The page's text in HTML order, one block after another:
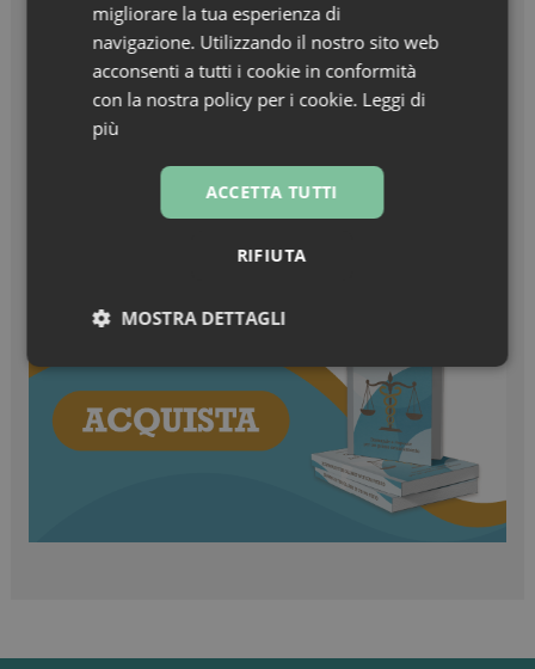
Turisti stranieri in farmacia, come essere
sempre pronti all’accoglienza
migliorare la tua esperienza di
navigazione. Utilizzando il nostro sito web
acconsenti a tutti i cookie in conformità
con la nostra policy per i cookie. Leggi di
più
ACCETTA TUTTI
RIFIUTA
MOSTRA DETTAGLI
Necessari Marketing
Non
classificati
protette del sito. Il sito web non è in grado di